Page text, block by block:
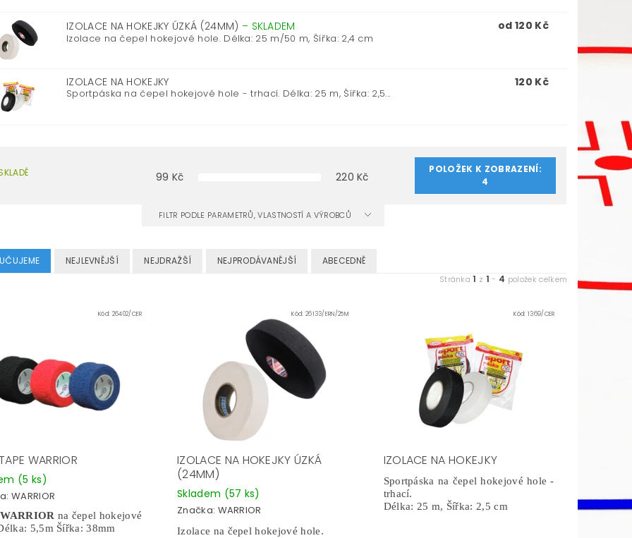
IZOLACE NA HOKEJKY ÚZKÁ (24MM) – SKLADEM
Izolace na čepel hokejové hole. Délka: 25 m/50 m, Šířka: 2,4 cm
od 120 Kč
IZOLACE NA HOKEJKY
Sportpáska na čepel hokejové hole - trhací. Délka: 25 m, Šířka: 2,5...
120 Kč
99 Kč 220 Kč
POLOŽEK K ZOBRAZENÍ:
4
FILTR PODLE PARAMETRŮ, VLASTNOSTÍ A VÝROBCŮ
NEJLEVNĚJŠÍ NEJDRAŽŠÍ NEJPRODÁVANĚJŠÍ ABECEDNĚ
Stránka1 z 1 - 4 položek celkem
Kód: 26402/CER
WARRIOR
(5 ks)
WARRIOR
WARRIOR na čepel hokejové
5,5m Šířka: 38mm
Kód: 26133/ERN/25M
IZOLACE NA HOKEJKY ÚZKÁ
(24MM)
Skladem (57 ks)
Značka: WARRIOR
Izolace na čepel hokejové hole.
Kód:1369/CER
IZOLACE NA HOKEJKY
Sportpáska na čepel hokejové hole -
trhací.
Délka: 25 m, Šířka: 2,5 cm